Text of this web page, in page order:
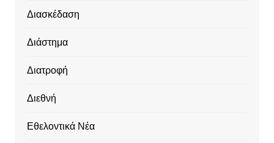
Διασκέδαση
Διάστημα
Διατροφή
Διεθνή
Εθελοντικά Νέα